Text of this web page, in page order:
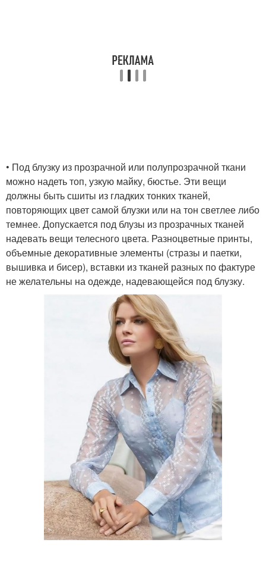
• Под блузку из прозрачной или полупрозрачной ткани
можно надеть топ, узкую майку, бюстье. Эти вещи
должны быть сшиты из гладких тонких тканей,
повторяющих цвет самой блузки или на тон светлее либо
темнее. Допускается под блузы из прозрачных тканей
надевать вещи телесного цвета. Разноцветные принты,
объемные декоративные элементы (стразы и паетки,
вышивка и бисер), вставки из тканей разных по фактуре
не желательны на одежде, надевающейся под блузку.